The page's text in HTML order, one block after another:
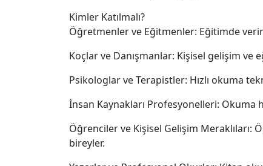
Kimler Katılmalı?
Öğretmenler ve Eğitmenler: Eğitimde
Koçlar ve Danışmanlar: Kişisel gelişim ve
Psikologlar ve Terapistler: Hızlı okuma
İnsan Kaynakları Profesyonelleri: Okuma
Öğrenciler ve Kişisel Gelişim Meraklıları:
bireyler.